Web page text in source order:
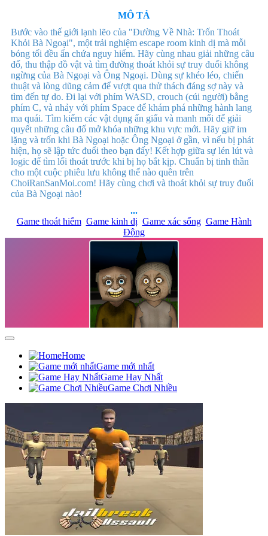
MÔ TẢ
Bước vào thế giới lạnh lẽo của "Đường Về Nhà: Trốn Thoát
Khỏi Bà Ngoại", một trải nghiệm escape room kinh dị mà mỗi
bóng tối đều ẩn chứa nguy hiểm. Hãy cùng nhau giải những câu
đố, thu thập đồ vật và tìm đường thoát khỏi sự truy đuổi không
ngừng của Bà Ngoại và Ông Ngoại. Dùng sự khéo léo, chiến
thuật và lòng dũng cảm để vượt qua thử thách đáng sợ này và
tìm đến tự do. Đi lại với phím WASD, crouch (cúi người) bằng
phím C, và nhảy với phím Space để khám phá những hành lang
ma quái. Tìm kiếm các vật dụng ẩn giấu và manh mối để giải
quyết những câu đố mở khóa những khu vực mới. Hãy giữ im
lặng và trốn khi Bà Ngoại hoặc Ông Ngoại ở gần, vì nếu bị phát
hiện, họ sẽ lập tức đuổi theo bạn đấy! Kết hợp giữa sự lén lút và
logic để tìm lối thoát trước khi bị họ bắt kịp. Chuẩn bị tinh thần
cho một cuộc phiêu lưu không thể nào quên trên
ChoiRanSanMoi.com! Hãy cùng chơi và thoát khỏi sự truy đuổi
của Bà Ngoại nào!
...
Game thoát hiểm Game kinh dị Game xác sống Game Hành
Động
Home
Game mới nhất
Game Hay Nhất
Game Chơi Nhiều